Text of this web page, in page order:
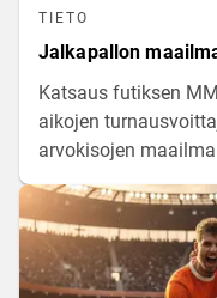
TIETO
Jalkapallon
Katsaus futiksen
aikojen
arvokisojen
maajoukkueita ja
mestaruustilastoja.